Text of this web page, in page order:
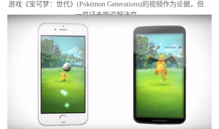
游戏《宝可梦：世代》(Pokémon Generations)的视频作为论据，但这
一举证未能说服法官。